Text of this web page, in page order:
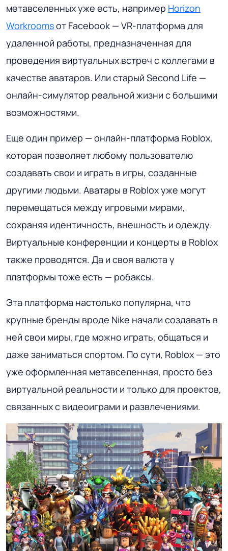
метавселенных уже есть, например Horizon
Workroomsот Facebook — VR-платформа для
удаленной работы, предназначенная для
проведения виртуальных встреч с коллегами в
качестве аватаров. Или старый Second Life —
онлайн-симулятор реальной жизни с большими
возможностями.
Еще один пример — онлайн-платформа Roblox,
которая позволяет любому пользователю
создавать свои и играть в игры, созданные
другими людьми. Аватары в Roblox уже могут
перемещаться между игровыми мирами,
сохраняя идентичность, внешность и одежду.
Виртуальные конференции и концерты в Roblox
также проводятся. Да и своя валюта у
платформы тоже есть — робаксы.
Эта платформа настолько популярна, что
крупные бренды вроде Nike начали создавать в
ней свои миры, где можно играть, общаться и
даже заниматься спортом. По сути, Roblox — это
уже оформленная метавселенная, просто без
виртуальной реальности и только для проектов,
связанных с видеоиграми и развлечениями.